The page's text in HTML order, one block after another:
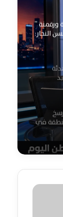
ورقمنة
النجار:
في